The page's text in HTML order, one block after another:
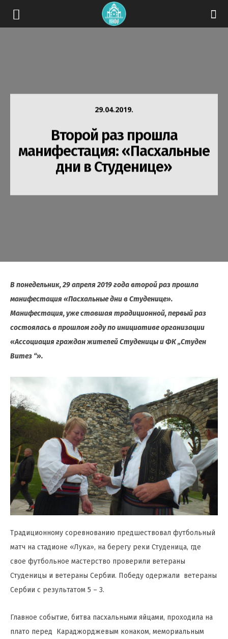
29.04.2019.
Второй раз прошла
манифестация: «Пасхальные
дни в Студенице»
В понедельник, 29 апреля 2019 года второй раз прошла
манифестация «Пасхальные дни в Студенице».
Манифестация, уже ставшая традиционной, первый раз
состоялась в прошлом году по инициативе организации
«Ассоциация граждан жителей Студеницы и ФК „Студен
Витез “».
Традиционному соревнованию предшествовал футбольный
матч на стадионе «Лука», на берегу реки Студеница, где
свое футбольное мастерство проверили ветераны
Студеницы и ветераны Сербии. Победу одержали ветераны
Сербии с результатом 5 – 3.
Главное событие, битва пасхальными яйцами, проходила на
плато перед Караджорджевым конаком, мемориальным